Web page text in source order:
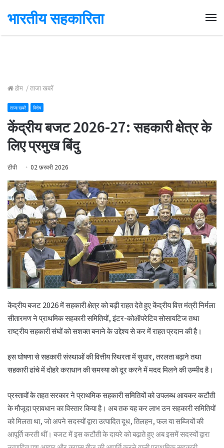
भारतीय सहकारिता
होम /ताजा खबरें
ताजा खबरें विशेष
केंद्रीय बजट 2026-27: सहकारी क्षेत्र के
लिए प्रमुख बिंदु
टीपी 02 फ़रवरी 2026
केंद्रीय बजट 2026 में सहकारी क्षेत्र को बड़ी राहत देते हुए केंद्रीय वित्त मंत्री निर्मला
सीतारमण ने प्राथमिक सहकारी समितियों, इंटर-कोऑपरेटिव सोसायटिज तथा
राष्ट्रीय सहकारी संघों को सशक्त बनाने के उद्देश्य से कर में राहत प्रदान की है।
इस घोषणा से सहकारी संस्थाओं की वित्तीय स्थिरता में सुधार, तरलता बढ़ाने तथा
सहकारी ढांचे में दोहरे कराधान की समस्या को दूर करने में मदद मिलने की उम्मीद है।
प्रस्तावों के तहत सरकार ने प्राथमिक सहकारी समितियों को उपलब्ध आयकर कटौती
के मौजूदा प्रावधान का विस्तार किया है। अब तक यह कर लाभ उन सहकारी समितियों
को मिलता था, जो अपने सदस्यों द्वारा उत्पादित दूध, तिलहन, फल या सब्जियों की
आपूर्ति करती थीं। बजट में इस कटौती के दायरे को बढ़ाते हुए अब इसमें सदस्यों द्वारा